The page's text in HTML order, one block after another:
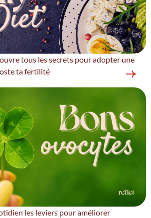
tous les secrets pour adopter une
ta fertilité
les leviers pour améliorer